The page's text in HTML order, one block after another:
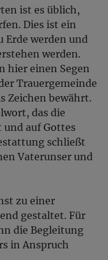
ist es üblich,
Dies ist ein
Erde werden und
werden.
hier einen Segen
Trauergemeinde
Zeichen bewährt.
das die
und auf Gottes
schließt
Vaterunser und
zu einer
gestaltet. Für
die Begleitung
in Anspruch